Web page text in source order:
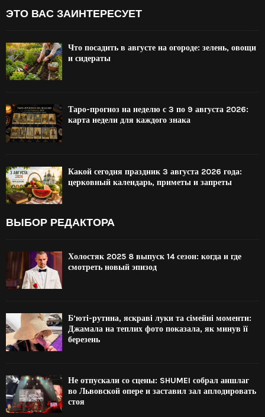
ЭТО ВАС ЗАИНТЕРЕСУЕТ
Что посадить в августе на огороде: зелень, овощи
и сидераты
Таро-прогноз на неделю с 3 по 9 августа 2026:
карта недели для каждого знака
Какой сегодня праздник 3 августа 2026 года:
церковный календарь, приметы и запреты
ВЫБОР РЕДАКТОРА
Холостяк 2025 8 выпуск 14 сезон: когда и где
смотреть новый эпизод
Б’юті-рутина, яскраві луки та сімейні моменти:
Джамала на теплих фото показала, як минув її
березень
Не отпускали со сцены: SHUMEI собрал аншлаг
во Львовской опере и заставил зал аплодировать
стоя